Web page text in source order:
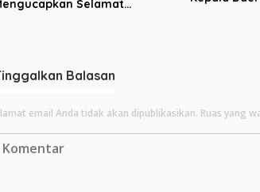
Selamat
Balasan
email Anda tidak akan dipublikasikan. Ruas yang